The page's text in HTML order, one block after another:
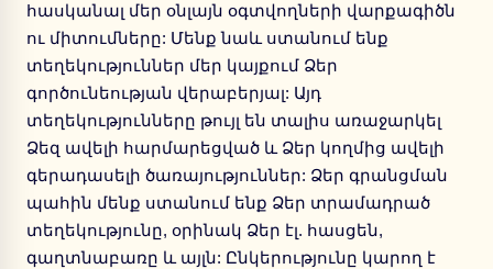
հասկանալ մեր օնլայն օգտվողների վարքագիծն
ու միտումները: Մենք նաև ստանում ենք
տեղեկություններ մեր կայքում Ձեր
գործունեության վերաբերյալ: Այդ
տեղեկությունները թույլ են տալիս առաջարկել
Ձեզ ավելի հարմարեցված և Ձեր կողմից ավելի
գերադասելի ծառայություններ: Ձեր գրանցման
պահին մենք ստանում ենք Ձեր տրամադրած
տեղեկությունը, օրինակ Ձեր էլ. հասցեն,
գաղտնաբառը և այլն: Ընկերությունը կարող է